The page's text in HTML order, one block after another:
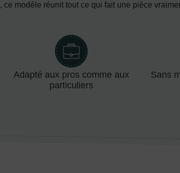
, ce modèle réunit tout ce qui fait une pièce
Adapté aux pros comme aux
particuliers
Sans